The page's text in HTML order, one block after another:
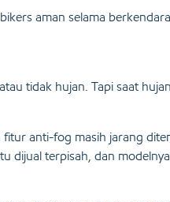
aman selama
tidak hujan. Tapi saat
anti-fog masih jarang
dijual terpisah, dan